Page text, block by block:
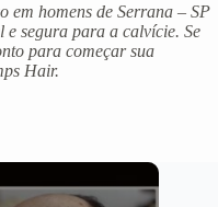
em homens de Serrana – SP
e segura para a calvície. Se
para começar sua
Hair.